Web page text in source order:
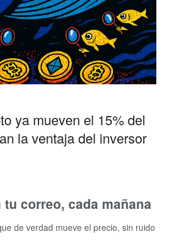
ya mueven el 15% del
la ventaja del inversor
correo, cada mañana
de verdad mueve el precio, sin ruido